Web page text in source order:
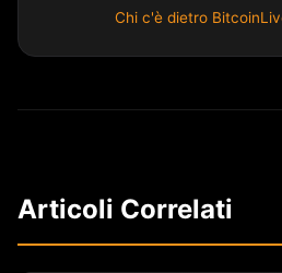
Chi c'è dietro
Articoli Correlati